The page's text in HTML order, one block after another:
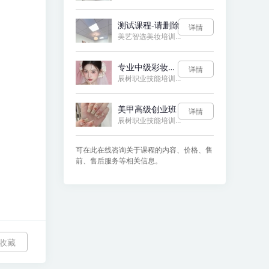
藏
测试课程-请删除
美艺智选美妆培训学校
详情
专业中级彩妆造型班
辰树职业技能培训学校
详情
美甲高级创业班
辰树职业技能培训学校
详情
可在此在线咨询关于课程的内容、价格、售
前、售后服务等相关信息。